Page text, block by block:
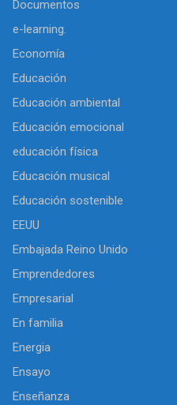
Documentos
e-learning.
Economía
Educación
Educación ambiental
Educación emocional
educación física
Educación musical
Educación sostenible
EEUU
Embajada Reino Unido
Emprendedores
Empresarial
En familia
Energia
Ensayo
Enseñanza